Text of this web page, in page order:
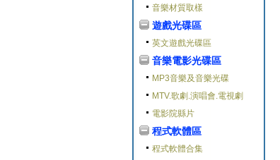
音樂材質取樣
遊戲光碟區
英文遊戲光碟區
音樂電影光碟區
MP3音樂及音樂光碟
MTV.歌劇.演唱會.電視劇
電影院縣片
程式軟體區
程式軟體合集